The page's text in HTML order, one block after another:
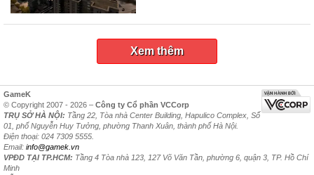
Xem thêm
GameK
© Copyright 2007 - 2026 – Công ty Cổ phần VCCorp
TRỤ SỞ HÀ NỘI: Tầng 22, Tòa nhà Center Building, Hapulico Complex, Số
01, phố Nguyễn Huy Tưởng, phường Thanh Xuân, thành phố Hà Nội.
Điện thoại: 024 7309 5555.
Email: info@gamek.vn
VPĐD TẠI TP.HCM: Tầng 4 Tòa nhà 123, 127 Võ Văn Tần, phường 6, quận 3, TP. Hồ Chí
Minh